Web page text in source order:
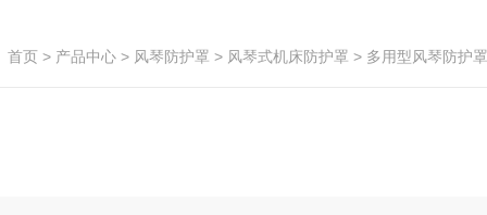
首页 > 产品中心 > 风琴防护罩 > 风琴式机床防护罩 > 多用型风琴防护罩